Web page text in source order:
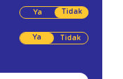
Tidak
Ya